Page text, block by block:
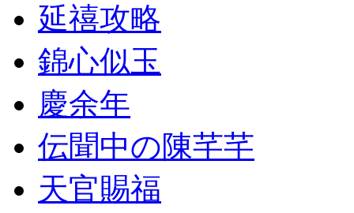
延禧攻略
錦心似玉
慶余年
伝聞中の陳芊芊
天官賜福